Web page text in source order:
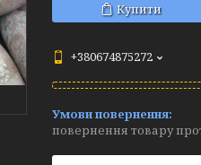
Купити
+380674875272
повернення товару